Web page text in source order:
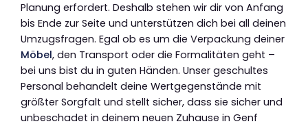
Planung erfordert. Deshalb stehen wir dir von Anfang
bis Ende zur Seite und unterstützen dich bei all deinen
Umzugsfragen. Egal ob es um die Verpackung deiner
Möbel, den Transport oder die Formalitäten geht –
bei uns bist du in guten Händen. Unser geschultes
Personal behandelt deine Wertgegenstände mit
größter Sorgfalt und stellt sicher, dass sie sicher und
unbeschadet in deinem neuen Zuhause in Genf